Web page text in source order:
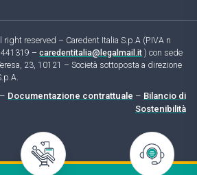
reserved – Caredent Italia S.p.A (P.IVA n
441319 –caredentitalia@legalmail.it ) con sede
23, 10121 – Società sottoposta a direzione
– Documentazione contrattuale – Bilancio di
Sostenibilità